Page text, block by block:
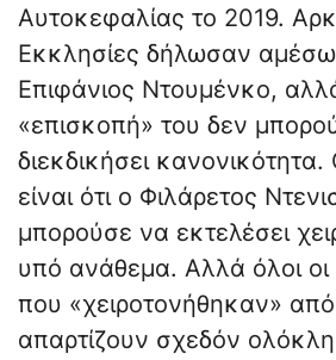
Αυτοκεφαλίας το 2019.
Εκκλησίες δήλωσαν
Επιφάνιος Ντουμένκο,
«επισκοπή» του δεν
διεκδικήσει
είναι ότι ο Φιλάρετος
μπορούσε να εκτελέσει
υπό ανάθεμα. Αλλά όλοι οι
που «χειροτονήθηκαν»
απαρτίζουν σχεδόν